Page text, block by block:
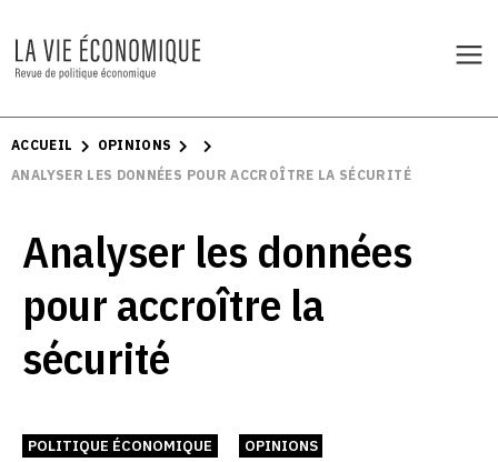
ACCUEIL
OPINIONS
ANALYSER LES DONNÉES POUR ACCROÎTRE LA SÉCURITÉ
Analyser les données
pour accroître la
sécurité
POLITIQUE ÉCONOMIQUE OPINIONS